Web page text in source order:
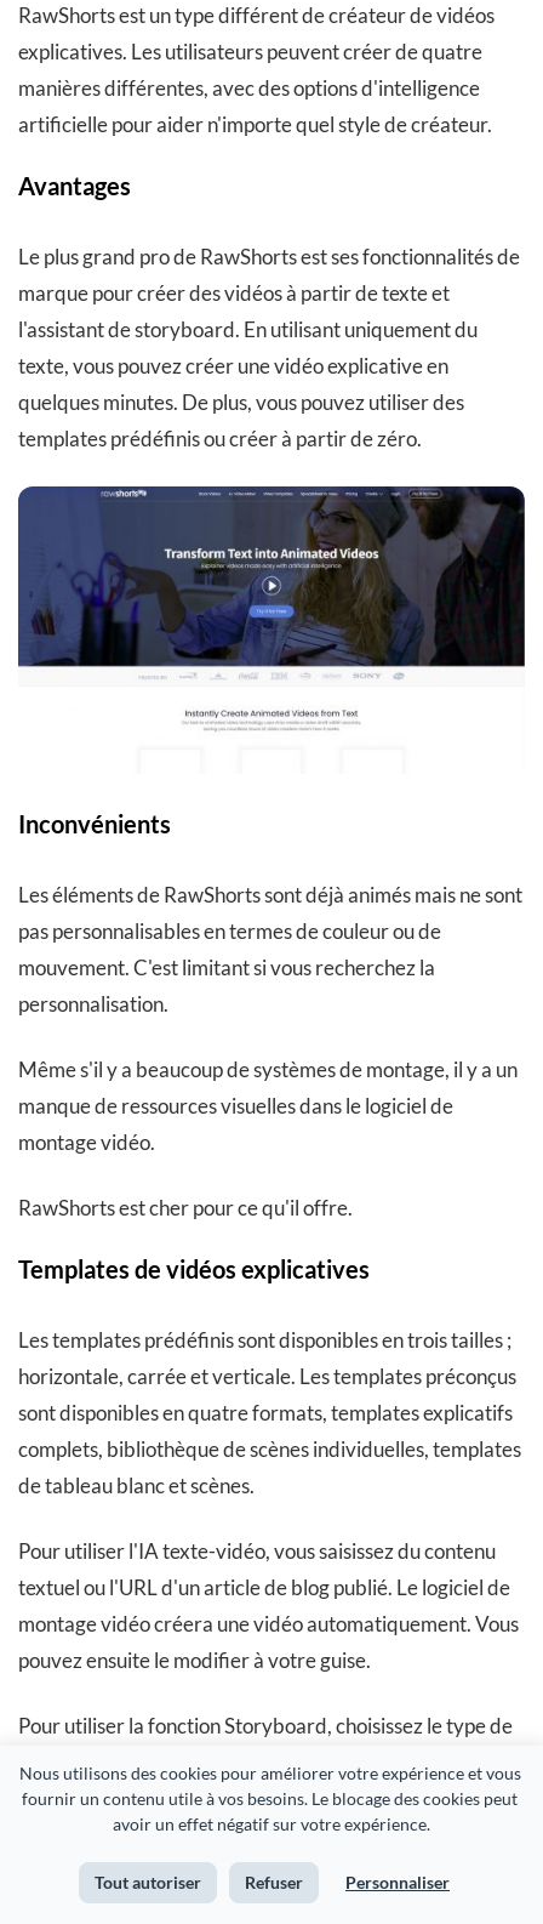
Nous utilisons des cookies pour améliorer votre expérience et vous
fournir un contenu utile à vos besoins. Le blocage des cookies peut
avoir un effet négatif sur votre expérience.
Tout autoriser Refuser Personnaliser
RawShorts est un type différent de créateur de vidéos
explicatives. Les utilisateurs peuvent créer de quatre
manières différentes, avec des options d'intelligence
artificielle pour aider n'importe quel style de créateur.
Avantages
Le plus grand pro de RawShorts est ses fonctionnalités de
marque pour créer des vidéos à partir de texte et
l'assistant de storyboard. En utilisant uniquement du
texte, vous pouvez créer une vidéo explicative en
quelques minutes. De plus, vous pouvez utiliser des
templates prédéfinis ou créer à partir de zéro.
Inconvénients
Les éléments de RawShorts sont déjà animés mais ne sont
pas personnalisables en termes de couleur ou de
mouvement. C'est limitant si vous recherchez la
personnalisation.
Même s'il y a beaucoup de systèmes de montage, il y a un
manque de ressources visuelles dans le logiciel de
montage vidéo.
RawShorts est cher pour ce qu'il offre.
Templates de vidéos explicatives
Les templates prédéfinis sont disponibles en trois tailles ;
horizontale, carrée et verticale. Les templates préconçus
sont disponibles en quatre formats, templates explicatifs
complets, bibliothèque de scènes individuelles, templates
de tableau blanc et scènes.
Pour utiliser l'IA texte-vidéo, vous saisissez du contenu
textuel ou l'URL d'un article de blog publié. Le logiciel de
montage vidéo créera une vidéo automatiquement. Vous
pouvez ensuite le modifier à votre guise.
Pour utiliser la fonction Storyboard, choisissez le type de
vidéo que vous souhaitez créer et l'assistant s'ouvrira
avec une progression de sujets de slides. Vous
sélectionnez ensuite dans une bibliothèque de slides et
remplissez le storyboard avant de lancer l'éditeur pour
personnaliser le contenu.